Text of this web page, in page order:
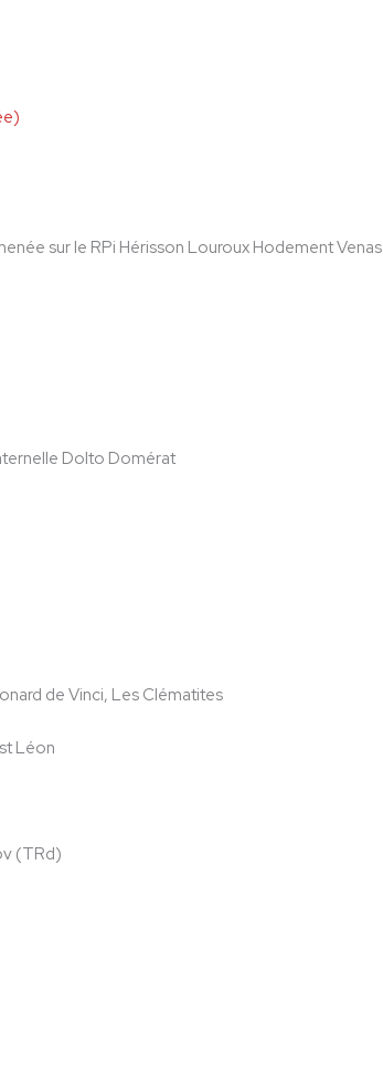
sur le RPi Hérisson Louroux Hodement Venas
Dolto Domérat
de Vinci, Les Clématites
Léon
(TRd)